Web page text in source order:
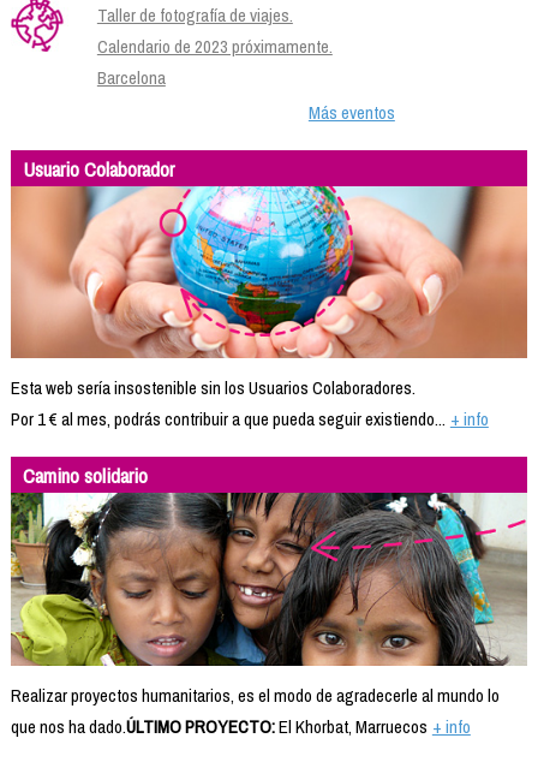
Taller de fotografía de viajes.
Calendario de 2023 próximamente.
Barcelona
Más eventos
Usuario Colaborador
Esta web sería insostenible sin los Usuarios Colaboradores.
Por 1 € al mes, podrás contribuir a que pueda seguir existiendo... + info
Camino solidario
Realizar proyectos humanitarios, es el modo de agradecerle al mundo lo
que nos ha dado.ÚLTIMO PROYECTO:El Khorbat, Marruecos + info